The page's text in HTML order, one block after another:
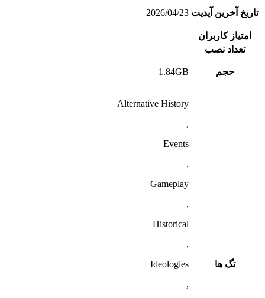
تاریخ آخرین آپدیت 2026/04/23
امتیاز کاربران
تعداد نصب
حجم 1.84GB
تگ ها
Alternative History
,
Events
,
Gameplay
,
Historical
,
Ideologies
,